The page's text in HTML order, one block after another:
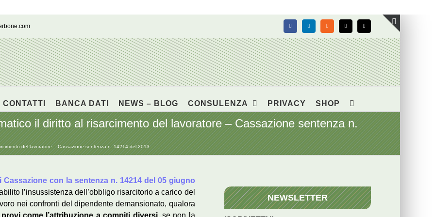
FacebookLinkedIn Rss X Email
CONTATTI BANCA DATI NEWS – BLOG CONSULENZA PRIVACY SHOP
il diritto al risarcimento del lavoratore – Cassazione sentenza n.
del lavoratore – Cassazione sentenza n. 14214 del 2013
Cassazione con la sentenza n. 14214 del 05 giugno
l’insussistenza dell’obbligo risarcitorio a carico del
nei confronti del dipendente demansionato, qualora
come l’attribuzione a compiti diversi, se non la
NEWSLETTER
Toggle
area
barra
scorrevole